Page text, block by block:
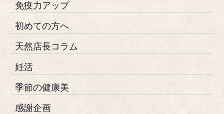
免疫力アップ
初めての方へ
天然店長コラム
妊活
季節の健康美
感謝企画